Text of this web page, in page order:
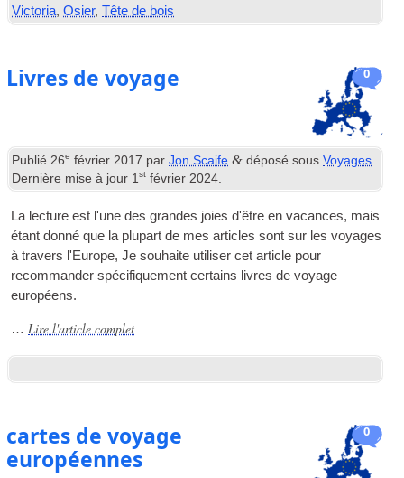
Victoria,Osier,Tête de bois
0
Livres de voyage
Publié26e février 2017 parJon Scaife & déposé sousVoyages.
Dernière mise à jour 1st février 2024.
La lecture est l'une des grandes joies d'être en vacances, mais
étant donné que la plupart de mes articles sont sur les voyages
à travers l'Europe, Je souhaite utiliser cet article pour
recommander spécifiquement certains livres de voyage
européens.
… Lire l'article complet
0
cartes de voyage
européennes